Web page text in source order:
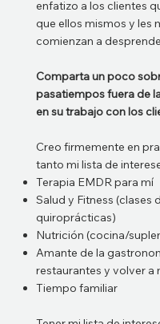
enfatizo a los clientes
que ellos mismos y les
comienzan a
Comparta un poco
pasatiempos fuera de
en su trabajo con los
Creo firmemente en
tanto mi lista de
Terapia EMDR para mí
Salud y Fitness
quiroprácticas)
Nutrición (cocina/
Amante de la
restaurantes y volver a
Tiempo familiar